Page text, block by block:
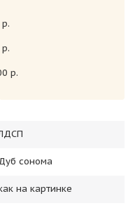
р.
сонома
на картинке